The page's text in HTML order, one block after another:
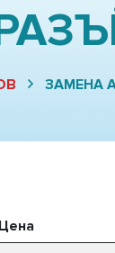
ЗАМЕНА
Цена